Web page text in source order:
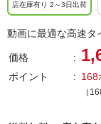
店在庫有り 2～3日出荷
動画に最適な高速
価格
ポイント 168
（